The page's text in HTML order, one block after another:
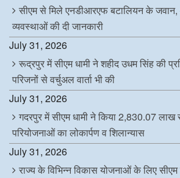
सीएम से मिले एनडीआरएफ बटालियन के
व्यवस्थाओं की दी जानकारी
July 31, 2026
रूद्रपुर में सीएम धामी ने शहीद उधम सिंह की
परिजनों से वर्चुअल वार्ता भी की
July 31, 2026
गदरपुर में सीएम धामी ने किया 2,830.07
परियोजनाओं का लोकार्पण व शिलान्यास
July 31, 2026
राज्य के विभिन्न विकास योजनाओं के लिए